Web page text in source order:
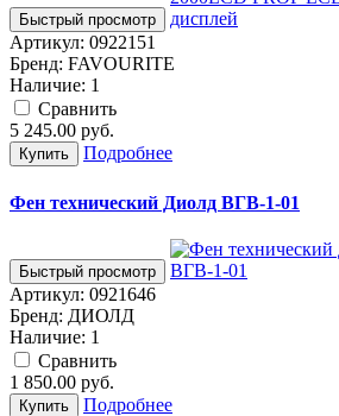
Быстрый просмотр
Артикул: 0922151
Бренд: FAVOURITE
Наличие: 1
Cравнить
5 245.00 руб.
Купить Подробнее
Фен технический Диолд ВГВ-1-01
Быстрый просмотр
Артикул: 0921646
Бренд: ДИОЛД
Наличие: 1
Cравнить
1 850.00 руб.
Купить Подробнее